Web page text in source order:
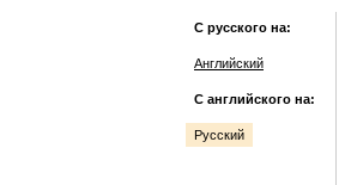
С русского на:
Английский
С английского на:
Русский